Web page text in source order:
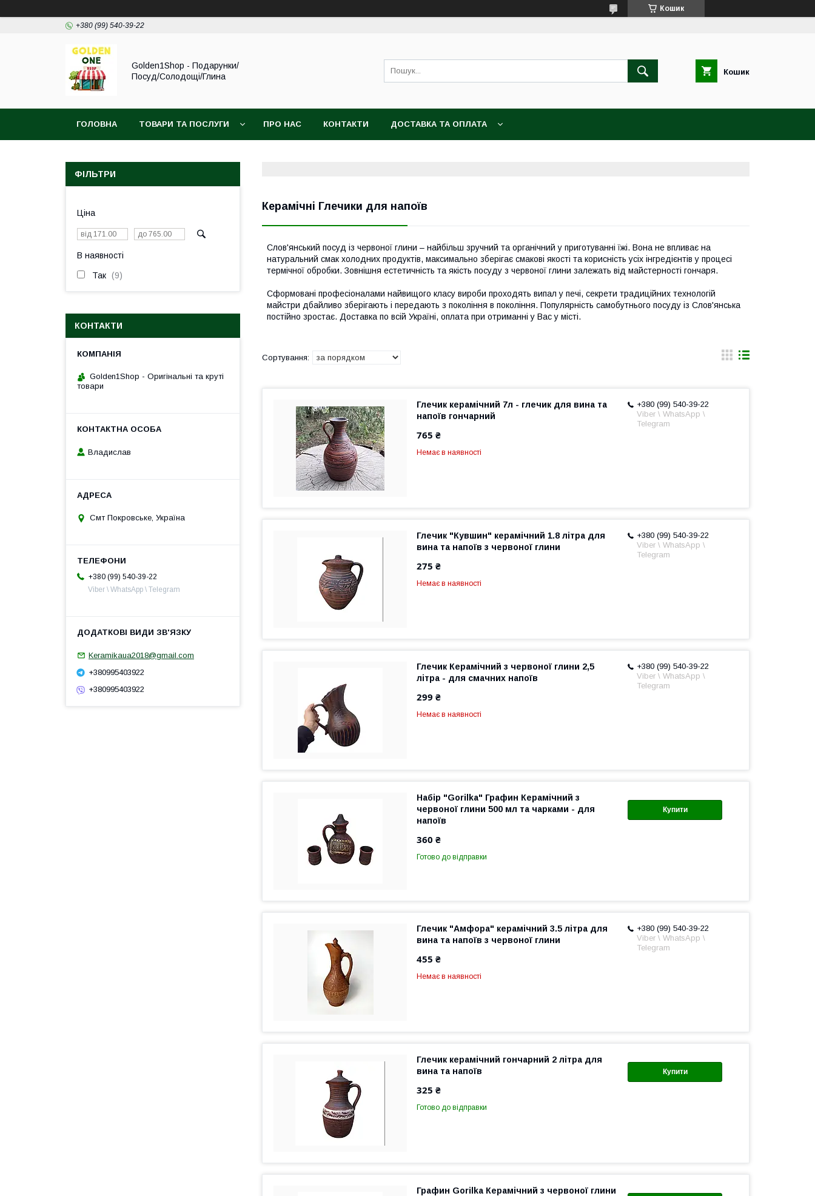
Кошик
+380 (99) 540-39-22
Golden1Shop - Подарунки/
Посуд/Солодощі/Глина
Кошик
ГОЛОВНА ТОВАРИ ТА ПОСЛУГИ ПРО НАС КОНТАКТИ ДОСТАВКА ТА ОПЛАТА
Керамічні Глечики для напоїв
Слов'янський посуд із червоної глини – найбільш зручний та органічний у приготуванні їжі. Вона не впливає на
натуральний смак холодних продуктів, максимально зберігає смакові якості та корисність усіх інгредієнтів у процесі
термічної обробки. Зовнішня естетичність та якість посуду з червоної глини залежать від майстерності гончаря.
Сформовані професіоналами найвищого класу вироби проходять випал у печі, секрети традиційних технологій
майстри дбайливо зберігають і передають з покоління в покоління. Популярність самобутнього посуду із Слов'янська
постійно зростає. Доставка по всій Україні, оплата при отриманні у Вас у місті.
+380 (99) 540-39-22
Viber \ WhatsApp \
Telegram
Глечик керамічний 7л - глечик для вина та
напоїв гончарний
765 ₴
Немає в наявності
+380 (99) 540-39-22
Viber \ WhatsApp \
Telegram
Глечик "Кувшин" керамічний 1.8 літра для
вина та напоїв з червоної глини
275 ₴
Немає в наявності
+380 (99) 540-39-22
Viber \ WhatsApp \
Telegram
Глечик Керамічний з червоної глини 2,5
літра - для смачних напоїв
299 ₴
Немає в наявності
Купити
Набір "Gorilka" Графин Керамічний з
червоної глини 500 мл та чарками - для
напоїв
360 ₴
Готово до відправки
+380 (99) 540-39-22
Viber \ WhatsApp \
Telegram
Глечик "Амфора" керамічний 3.5 літра для
вина та напоїв з червоної глини
455 ₴
Немає в наявності
Купити
Глечик керамічний гончарний 2 літра для
вина та напоїв
325 ₴
Готово до відправки
Графин Gorilka Керамічний з червоної глини
ФІЛЬТРИ
Ціна
В наявності
Так 9
КОНТАКТИ
Golden1Shop - Оригінальні та круті
товари
Владислав
Смт Покровське, Україна
+380 (99) 540-39-22
Viber \ WhatsApp \ Telegram
Keramikaua2018@gmail.com
+380995403922
+380995403922